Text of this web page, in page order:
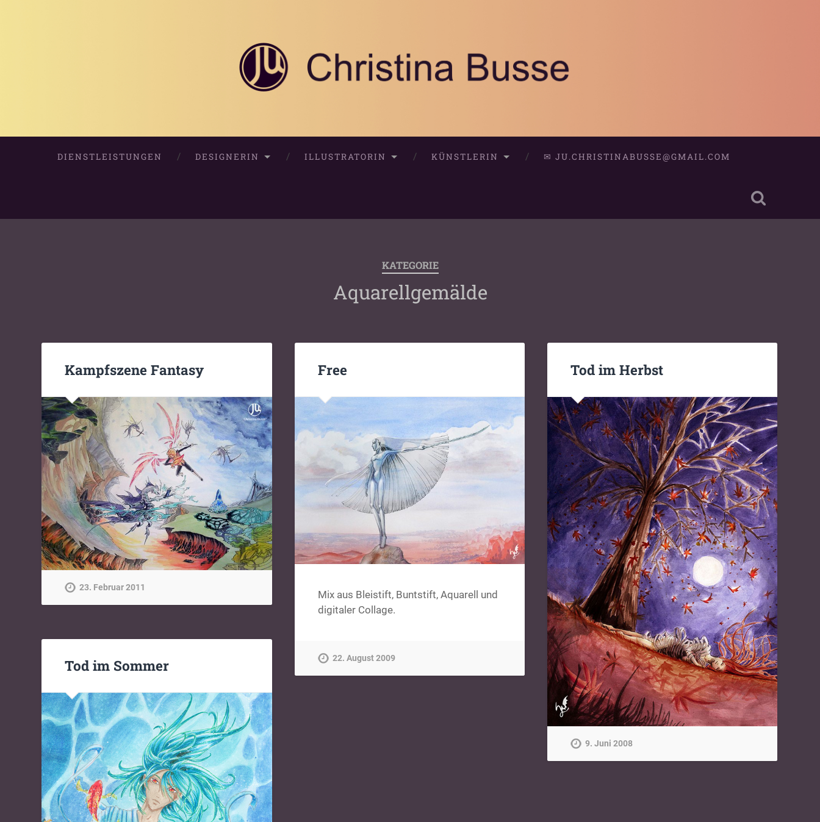
DIENSTLEISTUNGEN DESIGNERIN ILLUSTRATORIN KÜNSTLERIN ✉JU.CHRISTINABUSSE@GMAIL.COM
KATEGORIE
Aquarellgemälde
Kampfszene Fantasy
23. Februar 2011
Free
Mix aus Bleistift, Buntstift, Aquarell und
digitaler Collage.
22. August 2009
Tod im Herbst
9. Juni 2008
Tod im Sommer